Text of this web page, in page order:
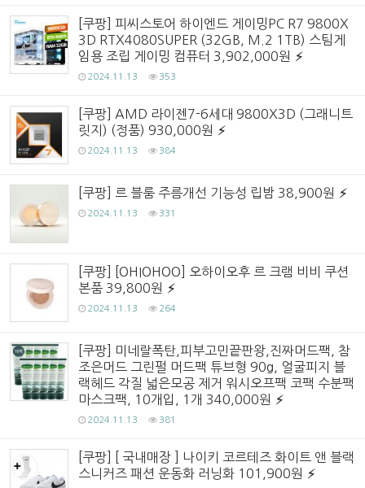
[쿠팡] 피씨스토어 하이엔드 게이밍PC R7 9800X
3D RTX4080SUPER (32GB, M.2 1TB) 스팀게
임용 조립 게이밍 컴퓨터 3,902,000원
2024.11.13 353
[쿠팡] AMD 라이젠7-6세대 9800X3D (그래니트
릿지) (정품) 930,000원
2024.11.13 384
[쿠팡] 르 블룸 주름개선 기능성 립밤 38,900원
2024.11.13 331
[쿠팡] [OHIOHOO] 오하이오후 르 크램 비비 쿠션
본품 39,800원
2024.11.13 264
[쿠팡] 미네랄폭탄,피부고민끝판왕,진짜머드팩, 참
조은머드 그린펄 머드팩 튜브형 90g, 얼굴피지 블
랙헤드 각질 넓은모공 제거 워시오프팩 코팩 수분팩
마스크팩, 10개입, 1개 340,000원
2024.11.13 381
[쿠팡] [ 국내매장 ] 나이키 코르테즈 화이트 앤 블랙
스니커즈 패션 운동화 러닝화 101,900원